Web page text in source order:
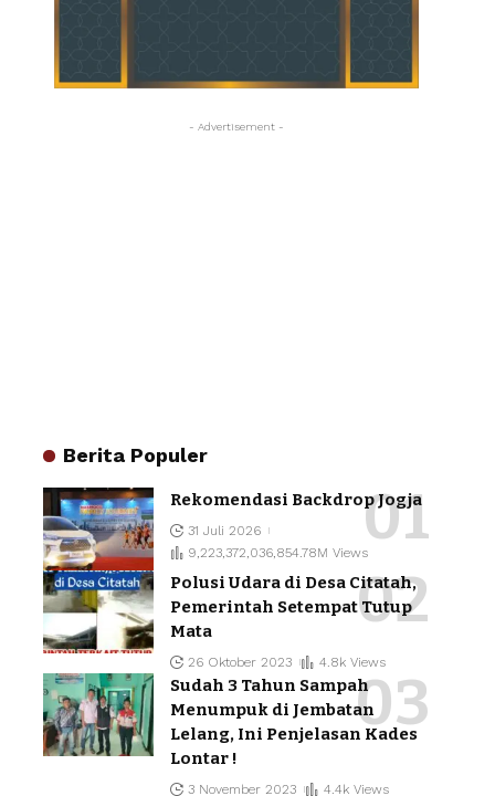
- Advertisement -
Berita Populer
Rekomendasi Backdrop Jogja
31 Juli 2026
9,223,372,036,854.78M Views
Polusi Udara di Desa Citatah,
Pemerintah Setempat Tutup
Mata
26 Oktober 2023 4.8k Views
Sudah 3 Tahun Sampah
Menumpuk di Jembatan
Lelang, Ini Penjelasan Kades
Lontar !
3 November 2023 4.4k Views